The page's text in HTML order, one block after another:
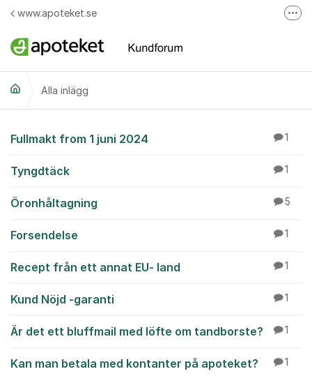
Hoppa till innehåll
www.apoteket.se
Alla inlägg
Alla inlägg
Fullmakt from 1 juni 2024 1
Tyngdtäck 1
Öronhåltagning 5
Forsendelse 1
Recept från ett annat EU- land 1
Kund Nöjd -garanti 1
Är det ett bluffmail med löfte om tandborste? 1
Kan man betala med kontanter på apoteket? 1